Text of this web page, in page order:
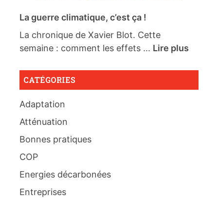
La guerre climatique, c’est ça !
La chronique de Xavier Blot. Cette
semaine : comment les effets ... Lire plus
CATÉGORIES
Adaptation
Atténuation
Bonnes pratiques
COP
Energies décarbonées
Entreprises